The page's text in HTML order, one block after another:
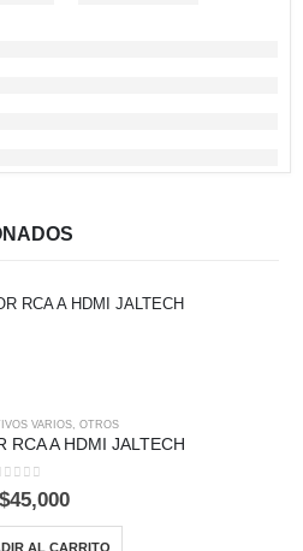
VARIOS, OTROS
RCA A HDMI JALTECH
0out of 5
$45,000
AL CARRITO